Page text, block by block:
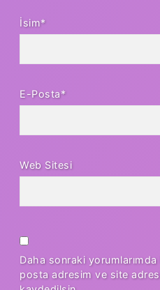
İsim*
E-Posta*
Web Sitesi
Daha sonraki yorumlarımda
posta adresim ve site